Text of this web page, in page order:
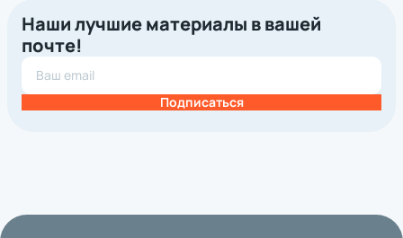
Наши лучшие материалы в вашей
почте!
Подписаться